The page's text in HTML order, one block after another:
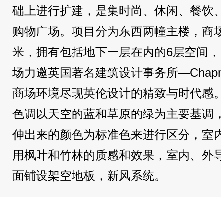
础上进行扩建，是集时尚、休闲、餐饮
购物广场。项目分为东西两幢主楼，商
米，拥有包括地下一层在内的6层空间
场力邀英国著名建筑设计事务所
商场环境尽现英伦设计的精致与时代感
色调以天空的蓝和草原的绿为主要基调
伸出来的颜色为标准色来进行区分，室
用枫叶和竹林的质感和效果，室内、外
面铺设架空地板，新风系统。